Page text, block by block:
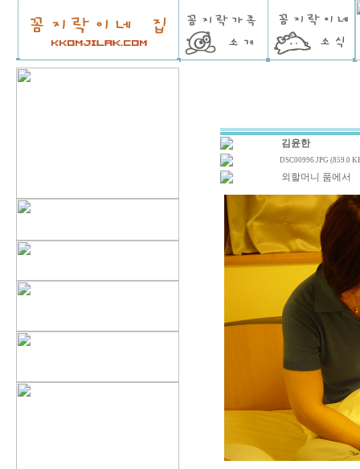
김윤한
DSC00996.JPG (859.0
외할머니 품에서